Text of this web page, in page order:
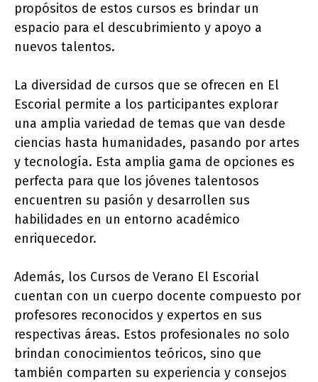
propósitos de estos cursos es brindar un
espacio para el descubrimiento y apoyo a
nuevos talentos.
La diversidad de cursos que se ofrecen en El
Escorial permite a los participantes explorar
una amplia variedad de temas que van desde
ciencias hasta humanidades, pasando por artes
y tecnología. Esta amplia gama de opciones es
perfecta para que los jóvenes talentosos
encuentren su pasión y desarrollen sus
habilidades en un entorno académico
enriquecedor.
Además, los Cursos de Verano El Escorial
cuentan con un cuerpo docente compuesto por
profesores reconocidos y expertos en sus
respectivas áreas. Estos profesionales no solo
brindan conocimientos teóricos, sino que
también comparten su experiencia y consejos